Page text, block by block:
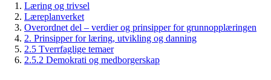
Læring og trivsel
Læreplanverket
Overordnet del – verdier og prinsipper for grunnopplæringen
2. Prinsipper for læring, utvikling og danning
2.5 Tverrfaglige temaer
2.5.2 Demokrati og medborgerskap